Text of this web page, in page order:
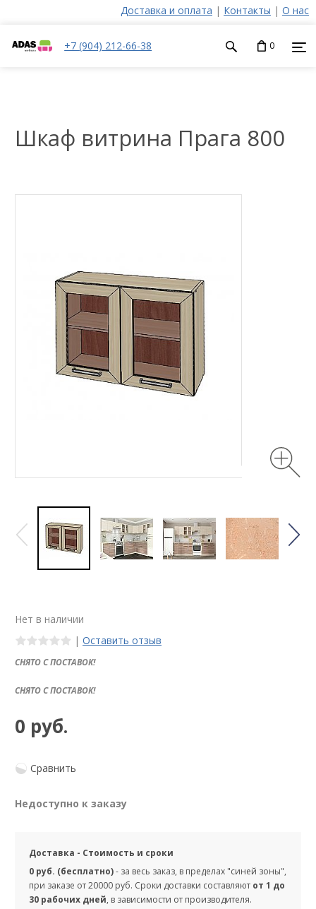
Доставка и оплата | Контакты | О нас
+7 (904) 212-66-38 0
Шкаф витрина Прага 800
Нет в наличии
| Оставить отзыв
СНЯТО С ПОСТАВОК!
СНЯТО С ПОСТАВОК!
0 руб.
Сравнить
Недоступно к заказу
Доставка - Стоимость и сроки
0 руб. (бесплатно)- за весь заказ, в пределах "синей зоны",
при заказе от 20000 руб. Сроки доставки составляют от 1 до
30 рабочих дней, в зависимости от производителя.